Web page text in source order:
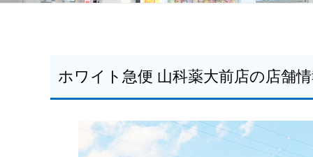
ホワイト急便 山科薬大前店の店舗